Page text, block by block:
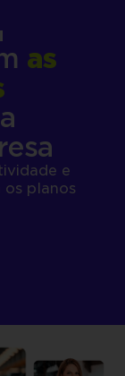
as
e
os planos